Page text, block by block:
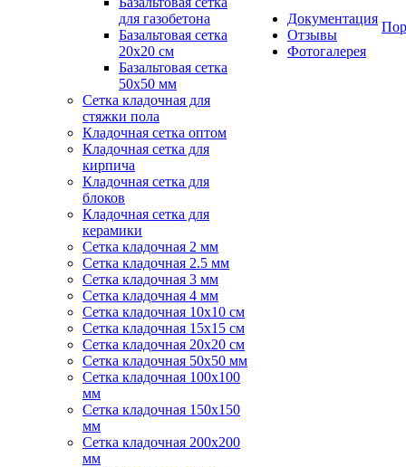
для газобетона
Базальтовая сетка
20x20 см
Базальтовая сетка
50x50 мм
Сетка кладочная для
стяжки пола
Кладочная сетка оптом
Кладочная сетка для
кирпича
Кладочная сетка для
блоков
Кладочная сетка для
керамики
Сетка кладочная 2 мм
Сетка кладочная 2.5 мм
Сетка кладочная 3 мм
Сетка кладочная 4 мм
Сетка кладочная 10x10 см
Сетка кладочная 15x15 см
Сетка кладочная 20x20 см
Сетка кладочная 50x50 мм
Сетка кладочная 100x100
мм
Сетка кладочная 150x150
мм
Сетка кладочная 200x200
мм
Документация
Отзывы
Фотогалерея